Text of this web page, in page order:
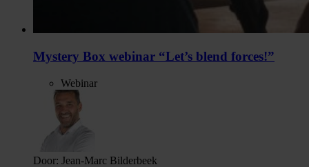
Mystery Box webinar “Let’s blend forces!”
Webinar
Door: Jean-Marc Bilderbeek